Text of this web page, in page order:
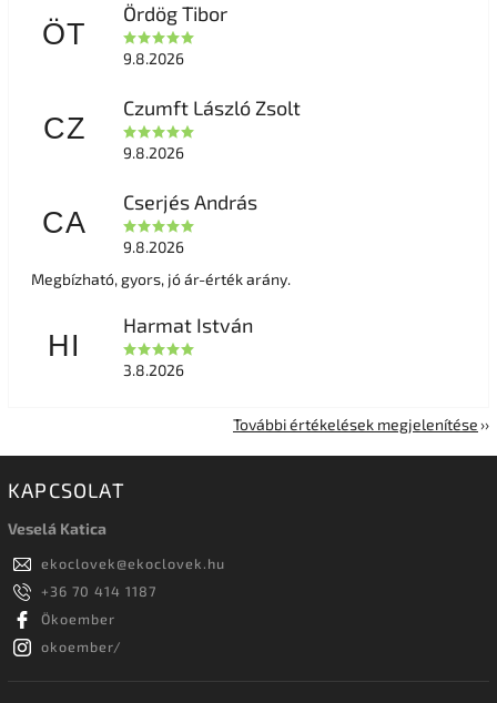
ÖT
Ördög Tibor
9.8.2026
CZ
Czumft László Zsolt
9.8.2026
CA
Cserjés András
9.8.2026
Megbízható, gyors, jó ár-érték arány.
HI
Harmat István
3.8.2026
További értékelések megjelenítése
KAPCSOLAT
Veselá Katica
ekoclovek@ekoclovek.hu
+36 70 414 1187
Ökoember
okoember/